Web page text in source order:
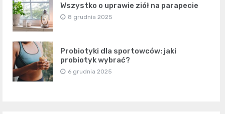
Wszystko o uprawie ziół na parapecie
8 grudnia 2025
Probiotyki dla sportowców: jaki
probiotyk wybrać?
6 grudnia 2025